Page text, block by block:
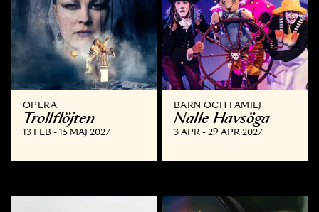
OPERA
Trollflöjten
13 FEB - 15 MAJ 2027
BARN OCH FAMILJ
Nalle Havsöga
3 APR - 29 APR 2027